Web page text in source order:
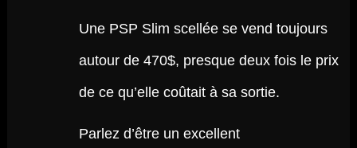
Une PSP Slim scellée se vend toujours
autour de 470$, presque deux fois le prix
de ce qu’elle coûtait à sa sortie.
Parlez d’être un excellent